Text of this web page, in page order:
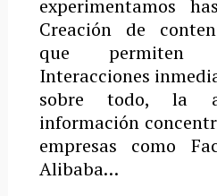
experimentamos
Creación de
que permiten
Interacciones
sobre todo, la
información
empresas como
Alibaba…